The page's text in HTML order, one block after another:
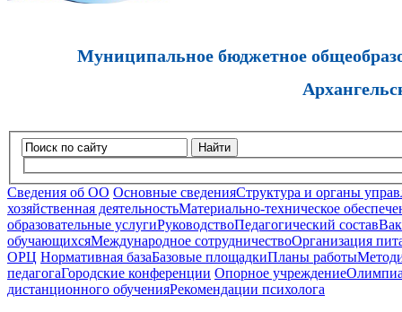
Муниципальное бюджетное
Найти
Сведения об ОО Основные сведенияСтруктура и органы
хозяйственная деятельностьМатериально-техническое
образовательные услугиРуководствоПедагогический состав
обучающихсяМеждународное сотрудничествоОрганизация
ОРЦ Нормативная базаБазовые площадкиПланы работы
педагогаГородские конференции Опорное учреждение
дистанционного обученияРекомендации психолога